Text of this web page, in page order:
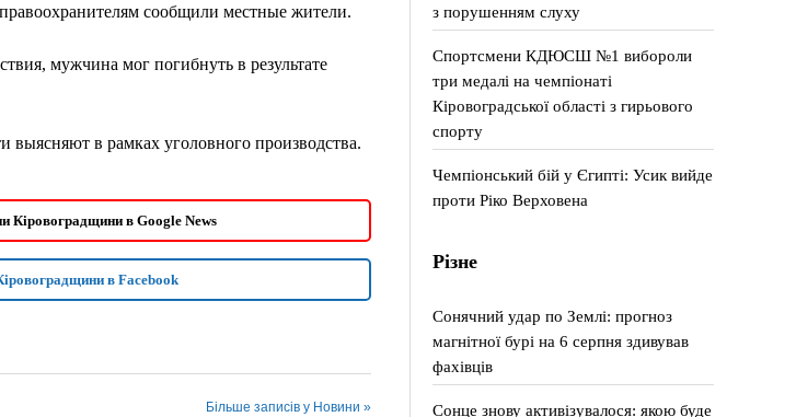
сообщили местные жители.
мужчина мог погибнуть в результате
выясняют в рамках уголовного производства.
Кіровоградщини в Google News
в Facebook
Більше записів у Новини »
з порушенням слуху
Спортсмени КДЮСШ №1 вибороли
три медалі на чемпіонаті
Кіровоградської області з гирьового
спорту
Чемпіонський бій у Єгипті: Усик вийде
проти Ріко Верховена
Різне
Сонячний удар по Землі: прогноз
магнітної бурі на 6 серпня здивував
фахівців
Сонце знову активізувалося: якою буде